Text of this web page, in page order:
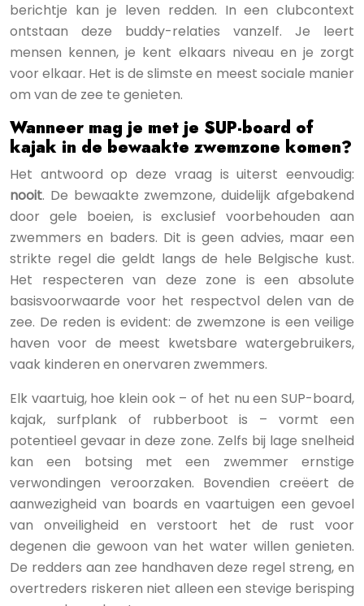
berichtje kan je leven redden. In een clubcontext
ontstaan deze buddy-relaties vanzelf. Je leert
mensen kennen, je kent elkaars niveau en je zorgt
voor elkaar. Het is de slimste en meest sociale manier
om van de zee te genieten.
Wanneer mag je met je SUP-board of
kajak in de bewaakte zwemzone komen?
Het antwoord op deze vraag is uiterst eenvoudig:
nooit. De bewaakte zwemzone, duidelijk afgebakend
door gele boeien, is exclusief voorbehouden aan
zwemmers en baders. Dit is geen advies, maar een
strikte regel die geldt langs de hele Belgische kust.
Het respecteren van deze zone is een absolute
basisvoorwaarde voor het respectvol delen van de
zee. De reden is evident: de zwemzone is een veilige
haven voor de meest kwetsbare watergebruikers,
vaak kinderen en onervaren zwemmers.
Elk vaartuig, hoe klein ook – of het nu een SUP-board,
kajak, surfplank of rubberboot is – vormt een
potentieel gevaar in deze zone. Zelfs bij lage snelheid
kan een botsing met een zwemmer ernstige
verwondingen veroorzaken. Bovendien creëert de
aanwezigheid van boards en vaartuigen een gevoel
van onveiligheid en verstoort het de rust voor
degenen die gewoon van het water willen genieten.
De redders aan zee handhaven deze regel streng, en
overtreders riskeren niet alleen een stevige berisping